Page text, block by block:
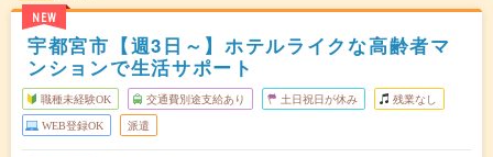
NEW
宇都宮市【週3日～】ホテルライクな高齢者マ
ンションで生活サポート
職種未経験OK 交通費別途支給あり 土日祝日が休み 残業なし
WEB登録OK 派遣